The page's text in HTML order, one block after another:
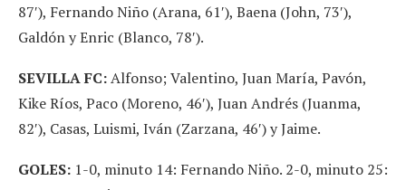
87′), Fernando Niño (Arana, 61′), Baena (John, 73′),
Galdón y Enric (Blanco, 78′).
SEVILLA FC:Alfonso; Valentino, Juan María, Pavón,
Kike Ríos, Paco (Moreno, 46′), Juan Andrés (Juanma,
82′), Casas, Luismi, Iván (Zarzana, 46′) y Jaime.
GOLES: 1-0, minuto 14: Fernando Niño. 2-0, minuto 25: